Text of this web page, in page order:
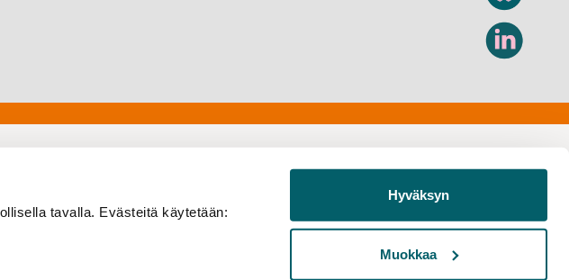
tavalla. Evästeitä käytetään:
Hyväksyn
Muokkaa